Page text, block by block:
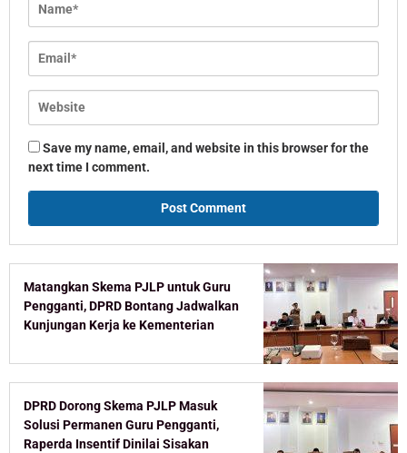
Save my name, email, and website in this browser for the
next time I comment.
Matangkan Skema PJLP untuk Guru
Pengganti, DPRD Bontang Jadwalkan
Kunjungan Kerja ke Kementerian
DPRD Dorong Skema PJLP Masuk
Solusi Permanen Guru Pengganti,
Raperda Insentif Dinilai Sisakan